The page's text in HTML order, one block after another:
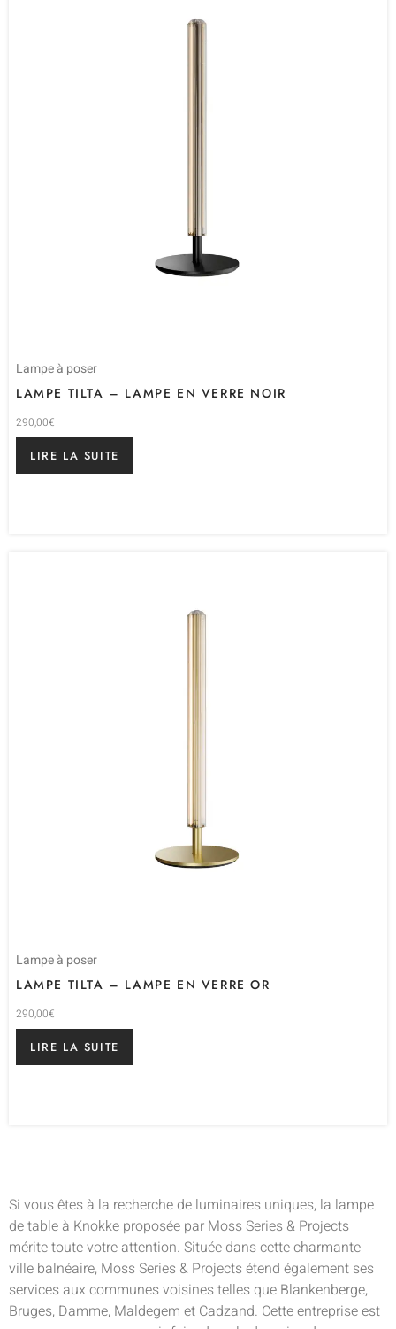
Lampe à poser
LAMPE TILTA – LAMPE EN VERRE NOIR
290,00€
LIRE LA SUITE
Lampe à poser
LAMPE TILTA – LAMPE EN VERRE OR
290,00€
LIRE LA SUITE
Si vous êtes à la recherche de luminaires uniques, la lampe
de table à Knokke proposée par Moss Series & Projects
mérite toute votre attention. Située dans cette charmante
ville balnéaire, Moss Series & Projects étend également ses
services aux communes voisines telles que Blankenberge,
Bruges, Damme, Maldegem et Cadzand. Cette entreprise est